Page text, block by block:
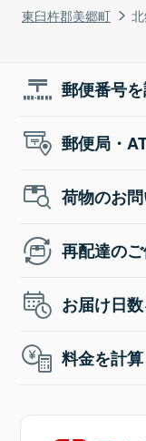
東臼杵郡美郷町
郵便番号
郵便局・
荷物のお
再配達の
お届け日
料金を計